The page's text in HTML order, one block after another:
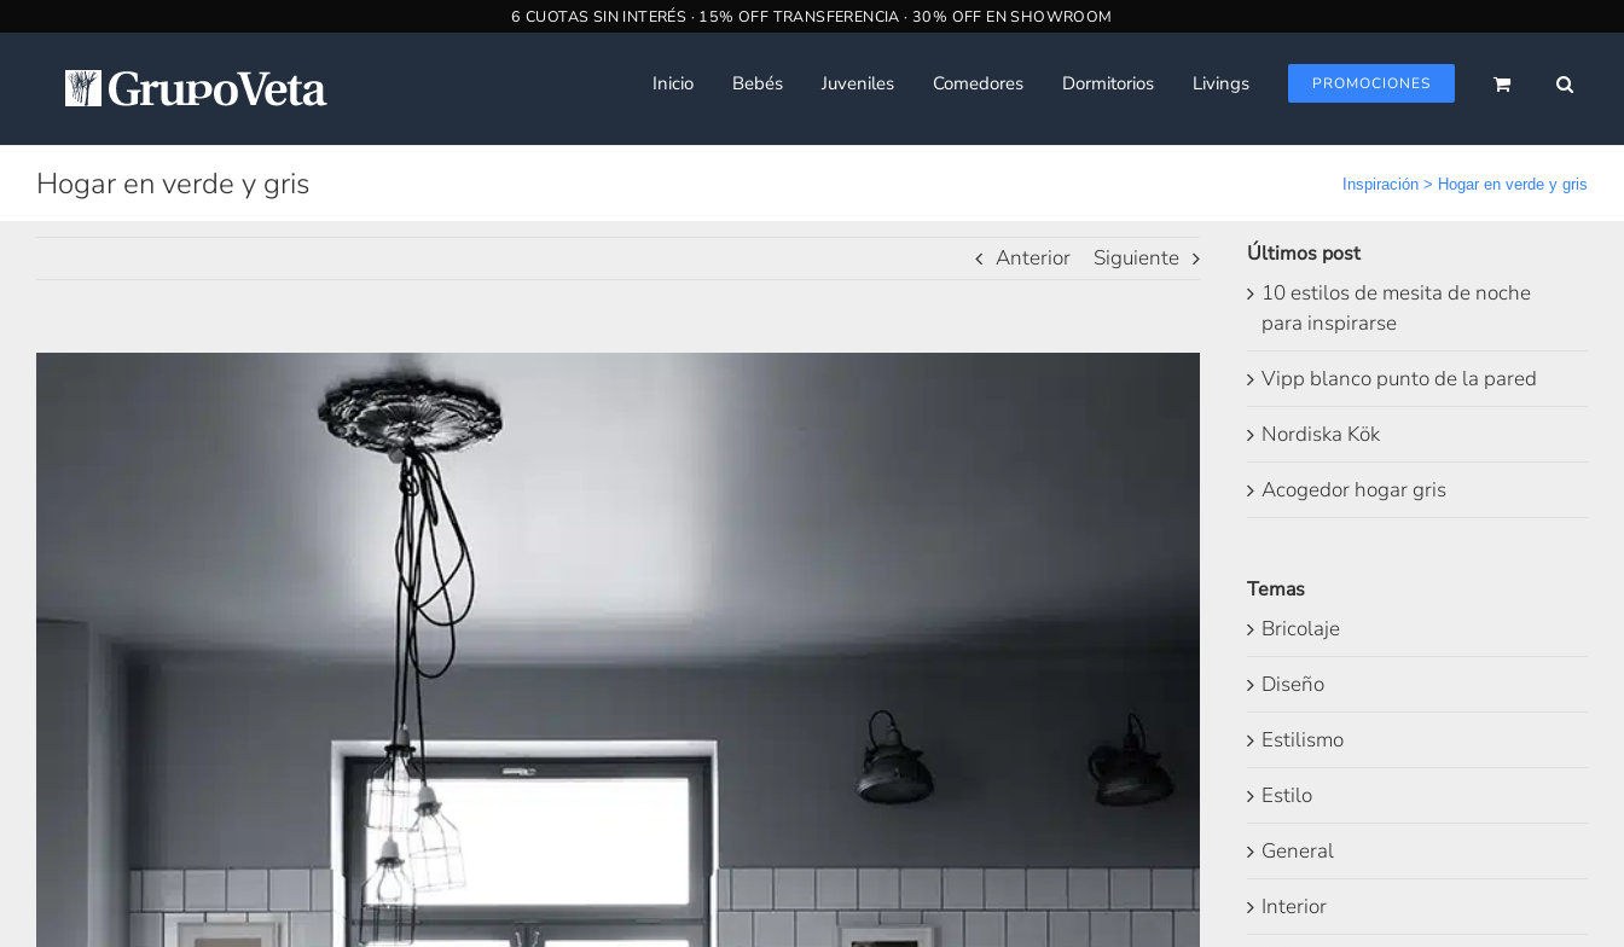
contenido
Inicio Bebés Juveniles Comedores Dormitorios Livings PROMOCIONES
Hogar en verde y gris Inspiración > Hogar en verde y gris
Anterior Siguiente Últimos post
10 estilos de mesita de noche
para inspirarse
Vipp blanco punto de la pared
Nordiska Kök
Acogedor hogar gris
Temas
Bricolaje
Diseño
Estilismo
Estilo
General
Interior